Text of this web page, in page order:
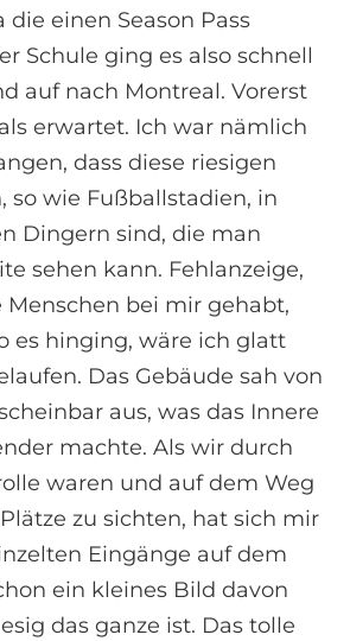
einen Season Pass
Schule ging es also schnell
auf nach Montreal. Vorerst
erwartet. Ich war nämlich
dass diese riesigen
so wie Fußballstadien, in
Dingern sind, die man
sehen kann. Fehlanzeige,
bei mir gehabt,
es hinging, wäre ich glatt
Das Gebäude sah von
aus, was das Innere
machte. Als wir durch
waren und auf dem Weg
zu sichten, hat sich mir
Eingänge auf dem
ein kleines Bild davon
das ganze ist. Das tolle